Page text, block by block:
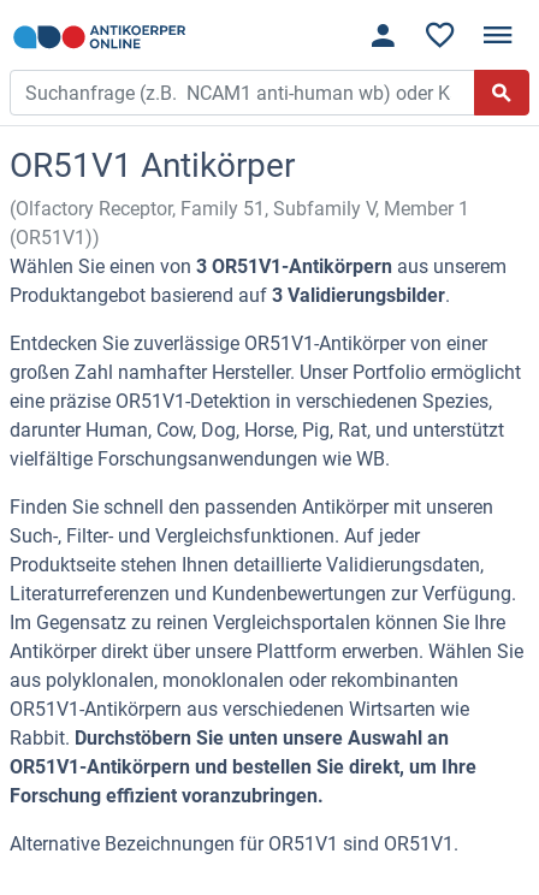
OR51V1 Antikörper
(Olfactory Receptor, Family 51, Subfamily V, Member 1
(OR51V1))
Wählen Sie einen von 3 OR51V1-Antikörpern aus unserem
Produktangebot basierend auf 3 Validierungsbilder.
Entdecken Sie zuverlässige OR51V1-Antikörper von einer
großen Zahl namhafter Hersteller. Unser Portfolio ermöglicht
eine präzise OR51V1-Detektion in verschiedenen Spezies,
darunter Human, Cow, Dog, Horse, Pig, Rat, und unterstützt
vielfältige Forschungsanwendungen wie WB.
Finden Sie schnell den passenden Antikörper mit unseren
Such-, Filter- und Vergleichsfunktionen. Auf jeder
Produktseite stehen Ihnen detaillierte Validierungsdaten,
Literaturreferenzen und Kundenbewertungen zur Verfügung.
Im Gegensatz zu reinen Vergleichsportalen können Sie Ihre
Antikörper direkt über unsere Plattform erwerben. Wählen Sie
aus polyklonalen, monoklonalen oder rekombinanten
OR51V1-Antikörpern aus verschiedenen Wirtsarten wie
Rabbit. Durchstöbern Sie unten unsere Auswahl an
OR51V1-Antikörpern und bestellen Sie direkt, um Ihre
Forschung effizient voranzubringen.
Alternative Bezeichnungen für OR51V1 sind OR51V1.